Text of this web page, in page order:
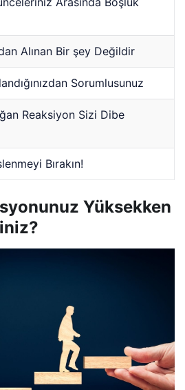
Alınan Bir şey Değildir
Sorumlusunuz
Reaksiyon Sizi Dibe
Bırakın!
Yüksekken